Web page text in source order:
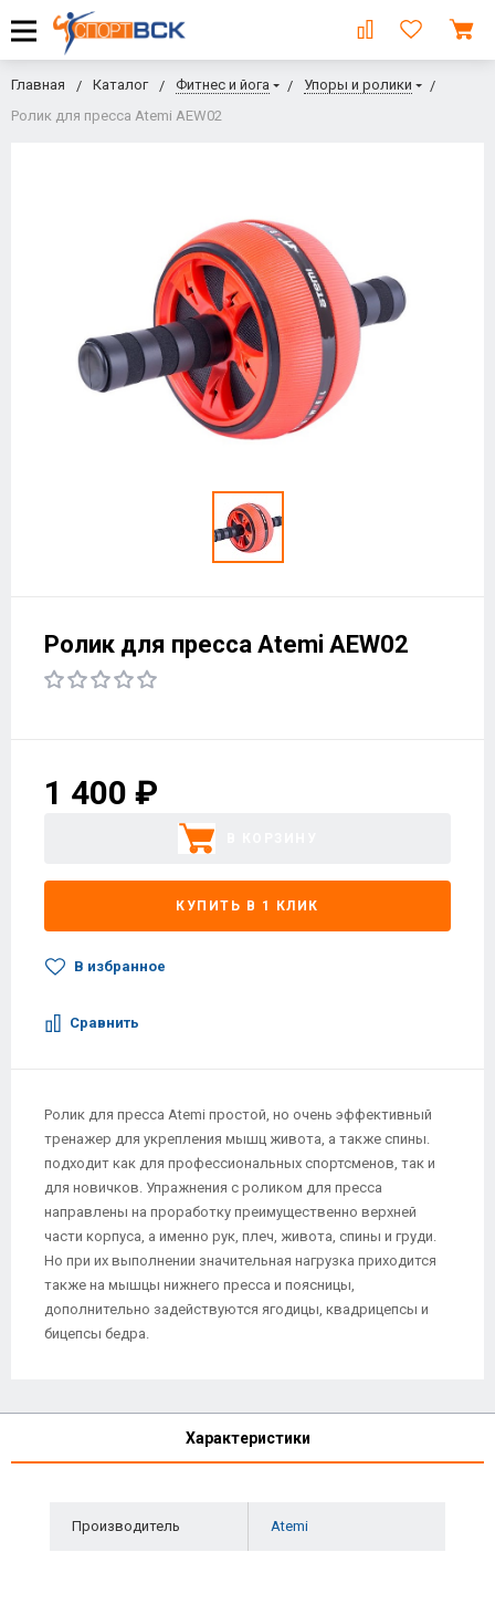
Главная Каталог Фитнес и йога
Упоры и ролики
Ролик для пресса Atemi AEW02
Ролик для пресса Atemi AEW02
1 400 ₽
КУПИТЬ В 1 КЛИК
В избранное
Сравнить
Ролик для пресса Atemi простой, но очень эффективный
тренажер для укрепления мышц живота, а также спины.
подходит как для профессиональных спортсменов, так и
для новичков. Упражнения с роликом для пресса
направлены на проработку преимущественно верхней
части корпуса, а именно рук, плеч, живота, спины и груди.
Но при их выполнении значительная нагрузка приходится
также на мышцы нижнего пресса и поясницы,
дополнительно задействуются ягодицы, квадрицепсы и
бицепсы бедра.
Характеристики
Производитель Atemi